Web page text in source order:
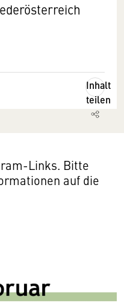
Inhalt
teilen
Links. Bitte
auf die